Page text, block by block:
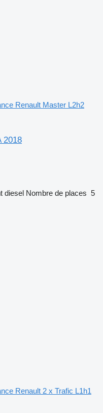
Renault Master L2h2
2018
diesel Nombre de places 5
Renault 2 x Trafic L1h1